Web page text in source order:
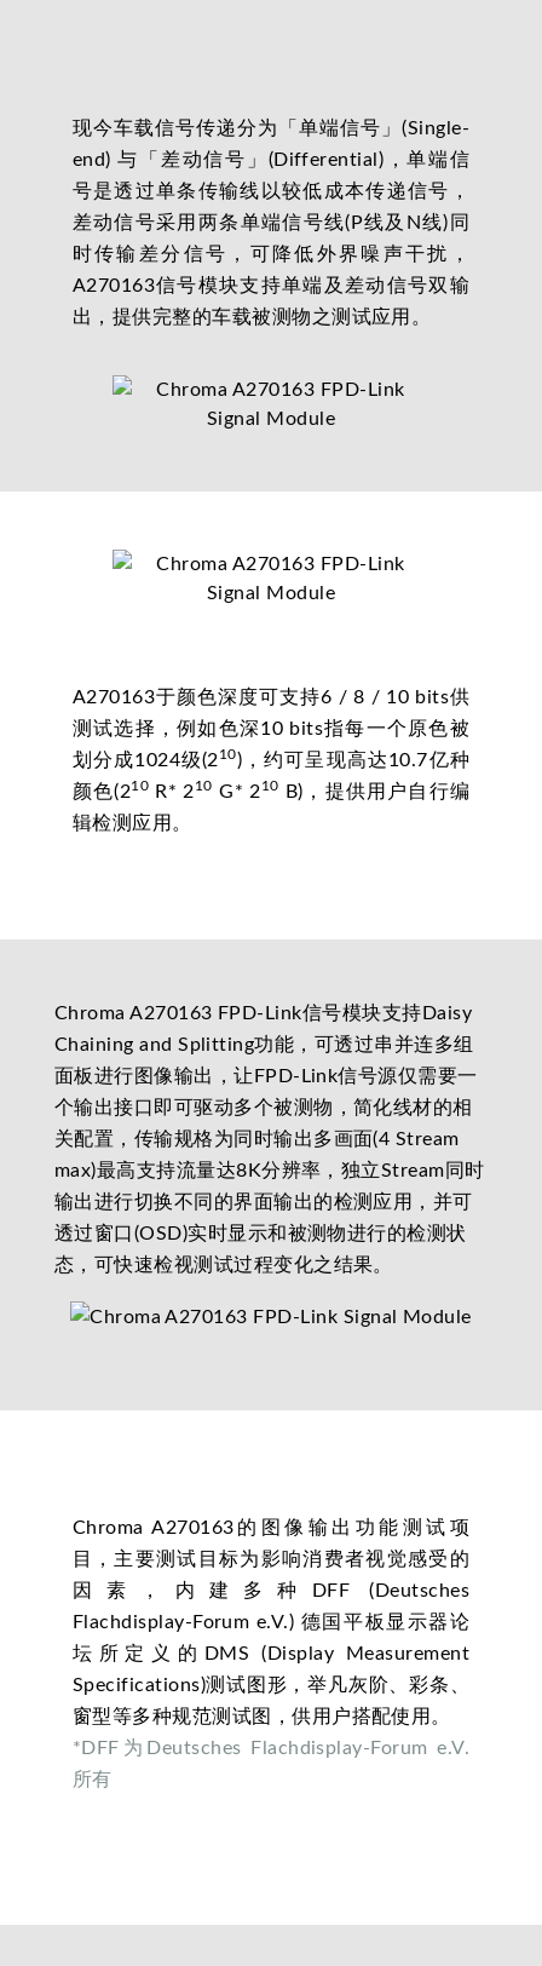
现今车载信号传递分为「单端信号」(Single-
end) 与「差动信号」(Differential)，单端信
号是透过单条传输线以较低成本传递信号，
差动信号采用两条单端信号线(P线及N线)同
时传输差分信号，可降低外界噪声干扰，
A270163信号模块支持单端及差动信号双输
出，提供完整的车载被测物之测试应用。
A270163于颜色深度可支持6 / 8 / 10 bits供
测试选择，例如色深10 bits指每一个原色被
划分成1024级(210)，约可呈现高达10.7亿种
颜色(210 R* 210 G* 210
B)，提供用户自行编
辑检测应用。
Chroma A270163 FPD-Link信号模块支持Daisy
Chaining and Splitting功能，可透过串并连多组
面板进行图像输出，让FPD-Link信号源仅需要一
个输出接口即可驱动多个被测物，简化线材的相
关配置，传输规格为同时输出多画面(4 Stream
max)最高支持流量达8K分辨率，独立Stream同时
输出进行切换不同的界面输出的检测应用，并可
透过窗口(OSD)实时显示和被测物进行的检测状
态，可快速检视测试过程变化之结果。
Chroma A270163的图像输出功能测试项
目，主要测试目标为影响消费者视觉感受的
因素，内建多种DFF (Deutsches
Flachdisplay-Forum e.V.) 德国平板显示器论
坛所定义的DMS (Display Measurement
Specifications)测试图形，举凡灰阶、彩条、
窗型等多种规范测试图，供用户搭配使用。
*DFF为Deutsches Flachdisplay-Forum e.V.
所有